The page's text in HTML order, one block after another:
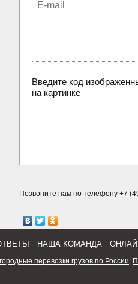
Введите код
на картинке
Позвоните нам по телефону +7
НАША КОМАНДА
перевозки грузов по России: